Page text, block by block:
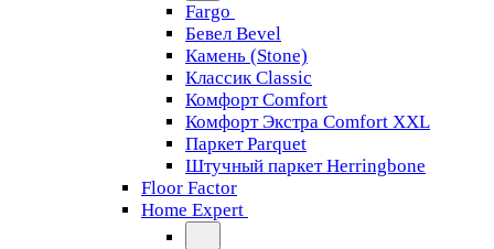
Fargo
Бевел Bevel
Камень (Stone)
Классик Classic
Комфорт Comfort
Комфорт Экстра Comfort XXL
Паркет Parquet
Штучный паркет Herringbone
Floor Factor
Home Expert